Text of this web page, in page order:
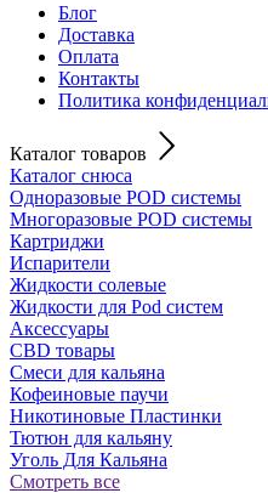
Блог
Доставка
Оплата
Контакты
Политика
Каталог товаров
Каталог снюса
Одноразовые POD системы
Многоразовые POD системы
Картриджи
Испарители
Жидкости солевые
Жидкости для Pod систем
Аксессуары
CBD товары
Cмеси для кальяна
Кофеиновые паучи
Никотиновые Пластинки
Тютюн для кальяну
Уголь Для Кальяна
Смотреть все